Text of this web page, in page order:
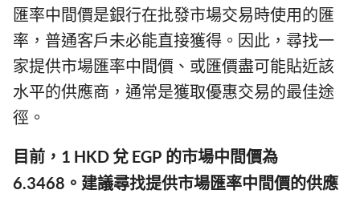
匯率中間價是銀行在批發市場交易時使用的匯
率，普通客戶未必能直接獲得。因此，尋找一
家提供市場匯率中間價、或匯價盡可能貼近該
水平的供應商，通常是獲取優惠交易的最佳途
徑。
目前，1 HKD 兌 EGP 的市場中間價為
6.3468。建議尋找提供市場匯率中間價的供應